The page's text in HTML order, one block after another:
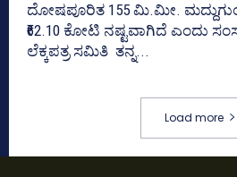
ದೋಷಪೂರಿತ 155 ಮಿ.ಮೀ.
₹62.10 ಕೋಟಿ ನಷ್ಟವಾಗಿದೆ ಎಂದು
ಲೆಕ್ಕಪತ್ರ ಸಮಿತಿ ತನ್ನ...
Load more